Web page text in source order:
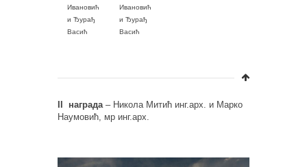
Ивановић
и Ђурађ
Васић
Ивановић
и Ђурађ
Васић
II награда– Никола Митић инг.арх. и Марко
Наумовић, мр инг.арх.